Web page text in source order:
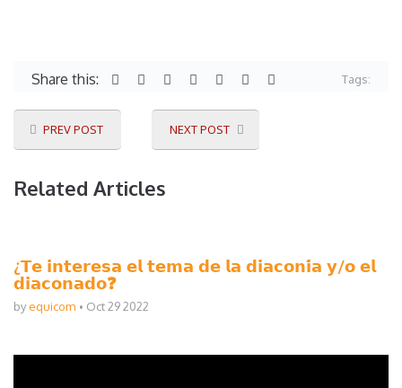
Share this: Tags:
PREV POST NEXT POST
Related Articles
¿𝗧𝗲 𝗶𝗻𝘁𝗲𝗿𝗲𝘀𝗮 𝗲𝗹 𝘁𝗲𝗺𝗮 𝗱𝗲 𝗹𝗮 𝗱𝗶𝗮𝗰𝗼𝗻𝗶́𝗮 𝘆/𝗼 𝗲𝗹
𝗱𝗶𝗮𝗰𝗼𝗻𝗮𝗱𝗼❓
byequicom Oct 29 2022